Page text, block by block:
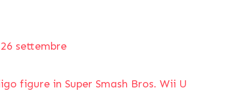
settembre
figure in Super Smash Bros. Wii U